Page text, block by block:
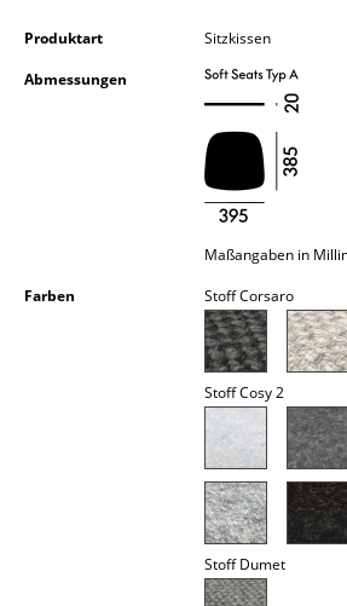
... alle Aufbewahrungsmöbel
Hängeleuchten &
Tischleuchten
Schreibtischleuchten
Stehleuchten & Leseleuchten
Outdoor-Leuchten
Produktart
Sitzkissen
Abmessungen
Maßangaben in
Farben
Stoff Corsaro
Stoff Cosy 2
Stoff Dumet